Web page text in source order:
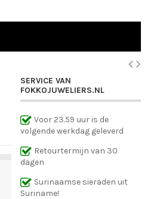
SERVICE VAN
FOKKOJUWELIERS.NL
Voor 23.59 uur is de
volgende werkdag geleverd
Retourtermijn van 30
dagen
Surinaamse sieraden uit
Suriname!